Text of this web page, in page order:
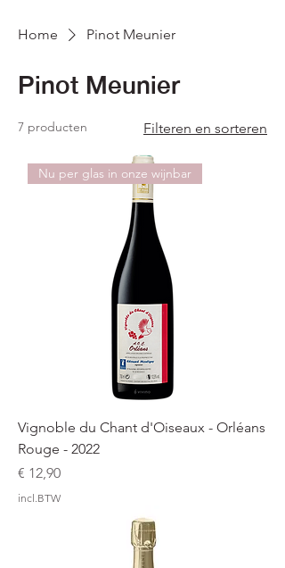
Home Pinot Meunier
Pinot Meunier
7 producten Filteren en sorteren
Nu per glas in onze wijnbar
Vignoble du Chant d'Oiseaux - Orléans
Rouge - 2022
Prijs
€ 12,90
incl.BTW